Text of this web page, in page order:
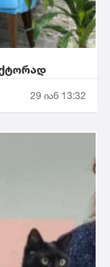
29 იან 13:32